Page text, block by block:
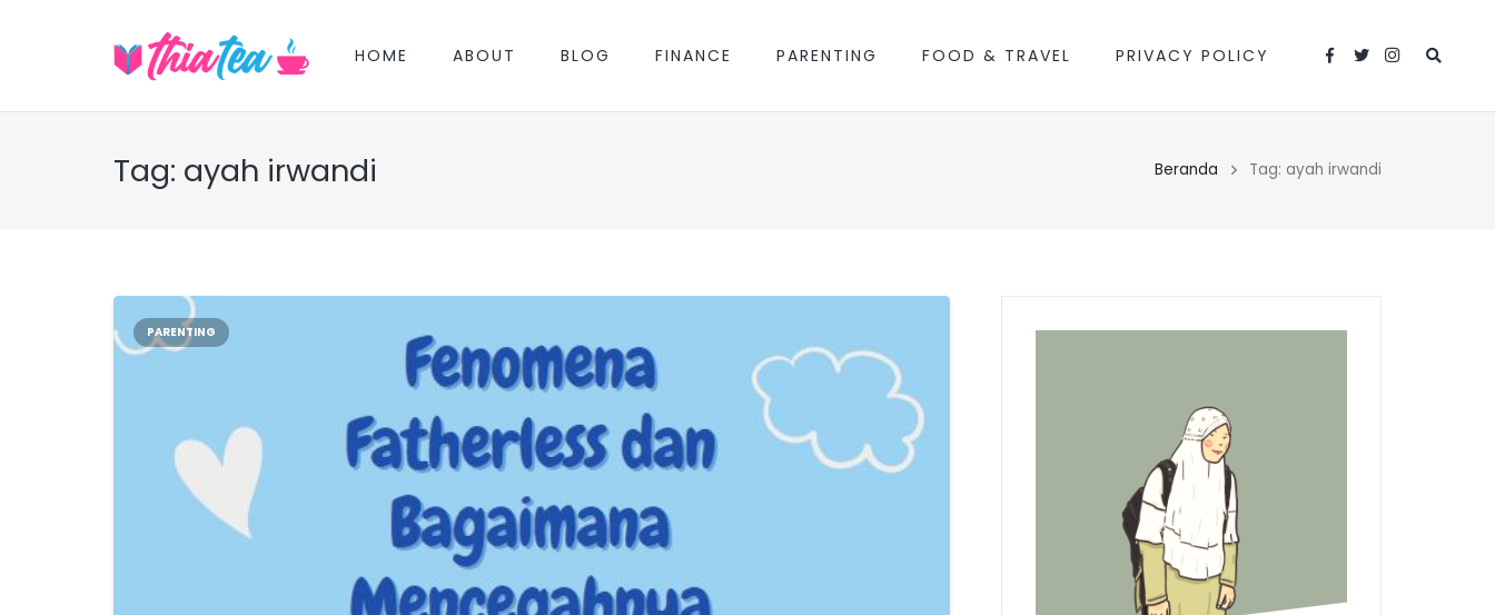
HOME ABOUT BLOG FINANCE PARENTING FOOD & TRAVEL PRIVACY POLICY
Tag: ayah irwandi Beranda Tag: ayah irwandi
PARENTING